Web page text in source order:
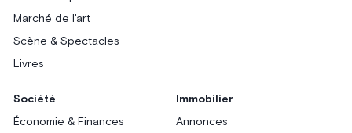
Marché de l'art
Scène & Spectacles
Livres
Société
Économie & Finances
Immobilier
Annonces